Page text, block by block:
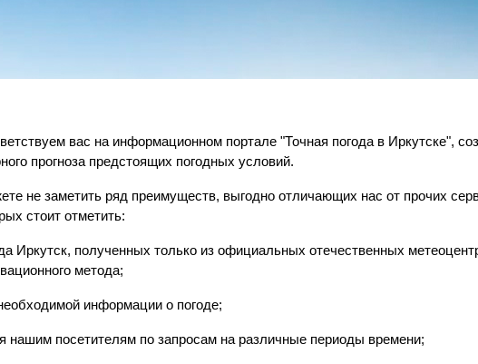
вас на информационном портале "Точная погода в Иркутске",
прогноза предстоящих погодных условий.
не заметить ряд преимуществ, выгодно отличающих нас от прочих
стоит отметить:
Иркутск, полученных только из официальных отечественных
метода;
информации о погоде;
нашим посетителям по запросам на различные периоды времени;